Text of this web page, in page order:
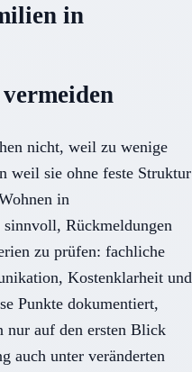
in
nicht, weil zu wenige
weil sie ohne feste Struktur
in
sinnvoll, Rückmeldungen
zu prüfen: fachliche
Kostenklarheit und
Punkte dokumentiert,
nur auf den ersten Blick
auch unter veränderten